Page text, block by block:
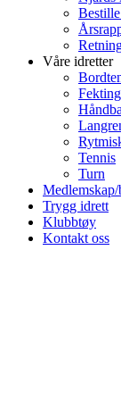
Våre idretter
Fekting
Tennis
Turn
Trygg idrett
Klubbtøy
Kontakt oss